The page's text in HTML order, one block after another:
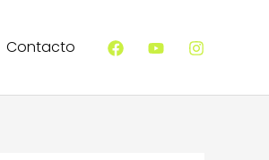
Contacto